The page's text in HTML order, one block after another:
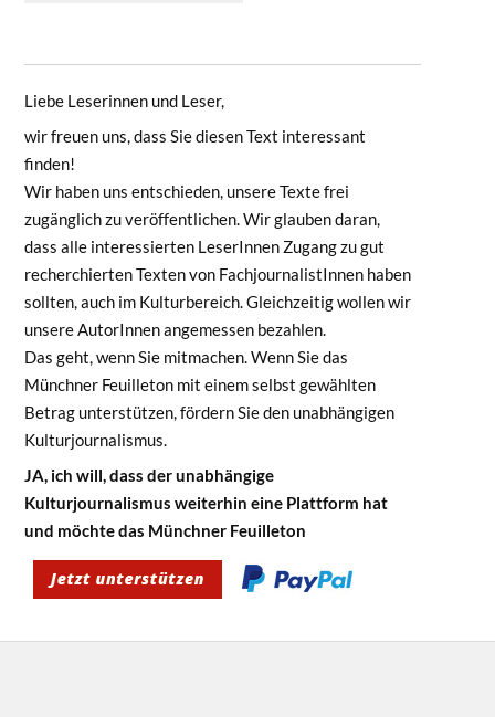
Liebe Leserinnen und Leser,
wir freuen uns, dass Sie diesen Text interessant
finden!
Wir haben uns entschieden, unsere Texte frei
zugänglich zu veröffentlichen. Wir glauben daran,
dass alle interessierten LeserInnen Zugang zu gut
recherchierten Texten von FachjournalistInnen haben
sollten, auch im Kulturbereich. Gleichzeitig wollen wir
unsere AutorInnen angemessen bezahlen.
Das geht, wenn Sie mitmachen. Wenn Sie das
Münchner Feuilleton mit einem selbst gewählten
Betrag unterstützen, fördern Sie den unabhängigen
Kulturjournalismus.
JA, ich will, dass der unabhängige
Kulturjournalismus weiterhin eine Plattform hat
und möchte das Münchner Feuilleton